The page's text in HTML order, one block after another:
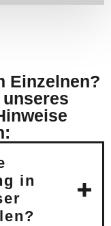
Einzelnen?
in